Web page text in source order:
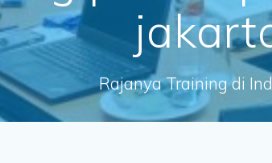
Rajanya Training di